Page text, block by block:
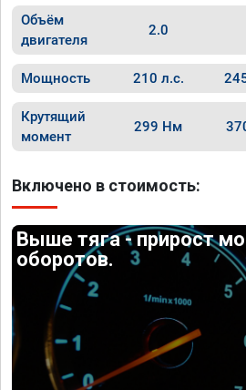
Объём
двигателя
2.0
Мощность 210 л.с.
Крутящий
момент
299 Нм
Включено в стоимость:
Выше тяга - прирост
оборотов.